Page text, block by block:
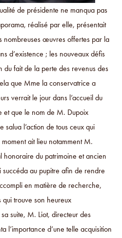
de présidente ne manqua pas
réalisé par elle, présentait
nombreuses œuvres offertes par la
d’existence ; les nouveaux défis
du fait de la perte des revenus des
que Mme la conservatrice a
verrait le jour dans l’accueil du
et que le nom de M. Dupoix
l’action de tous ceux qui
ait lieu notamment M.
du patrimoine et ancien
au pupitre afin de rendre
en matière de recherche,
qui trouve son heureux
suite, M. Liot, directeur des
l’importance d’une telle acquisition